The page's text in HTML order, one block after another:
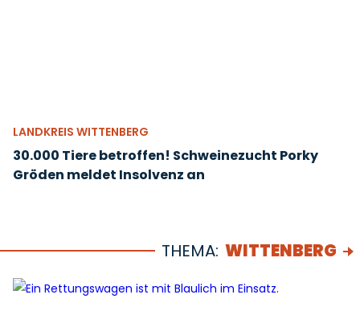
LANDKREIS WITTENBERG
30.000 Tiere betroffen! Schweinezucht Porky
Gröden meldet Insolvenz an
THEMA: WITTENBERG